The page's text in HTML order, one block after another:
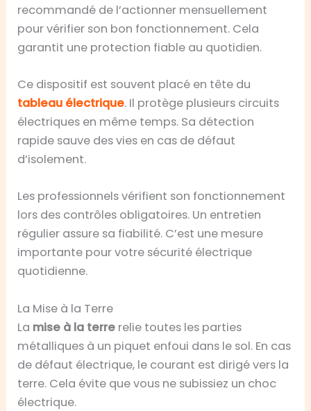
recommandé de l’actionner mensuellement
pour vérifier son bon fonctionnement. Cela
garantit une protection fiable au quotidien.
Ce dispositif est souvent placé en tête du
tableau électrique. Il protège plusieurs circuits
électriques en même temps. Sa détection
rapide sauve des vies en cas de défaut
d’isolement.
Les professionnels vérifient son fonctionnement
lors des contrôles obligatoires. Un entretien
régulier assure sa fiabilité. C’est une mesure
importante pour votre sécurité électrique
quotidienne.
La Mise à la Terre
La mise à la terre relie toutes les parties
métalliques à un piquet enfoui dans le sol. En cas
de défaut électrique, le courant est dirigé vers la
terre. Cela évite que vous ne subissiez un choc
électrique.